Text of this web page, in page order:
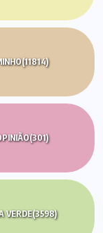
(11814)
(301)
VERDE(3598)